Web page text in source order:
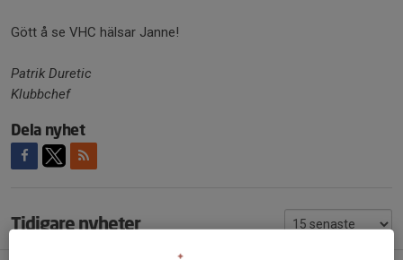
Gött å se VHC hälsar Janne!
Patrik Duretic
Klubbchef
Dela nyhet
Tidigare nyheter